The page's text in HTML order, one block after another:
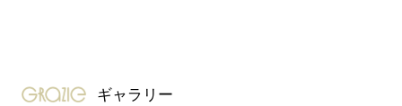
gravure-grazie
ギャラリー